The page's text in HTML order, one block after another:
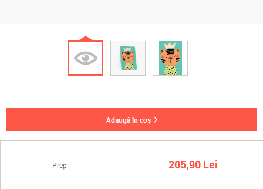
Preț: 205,90 Lei
adaugă în coș